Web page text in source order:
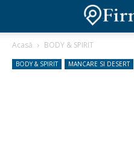
Acasă BODY & SPIRIT
BODY & SPIRIT MANCARE SI DESERT